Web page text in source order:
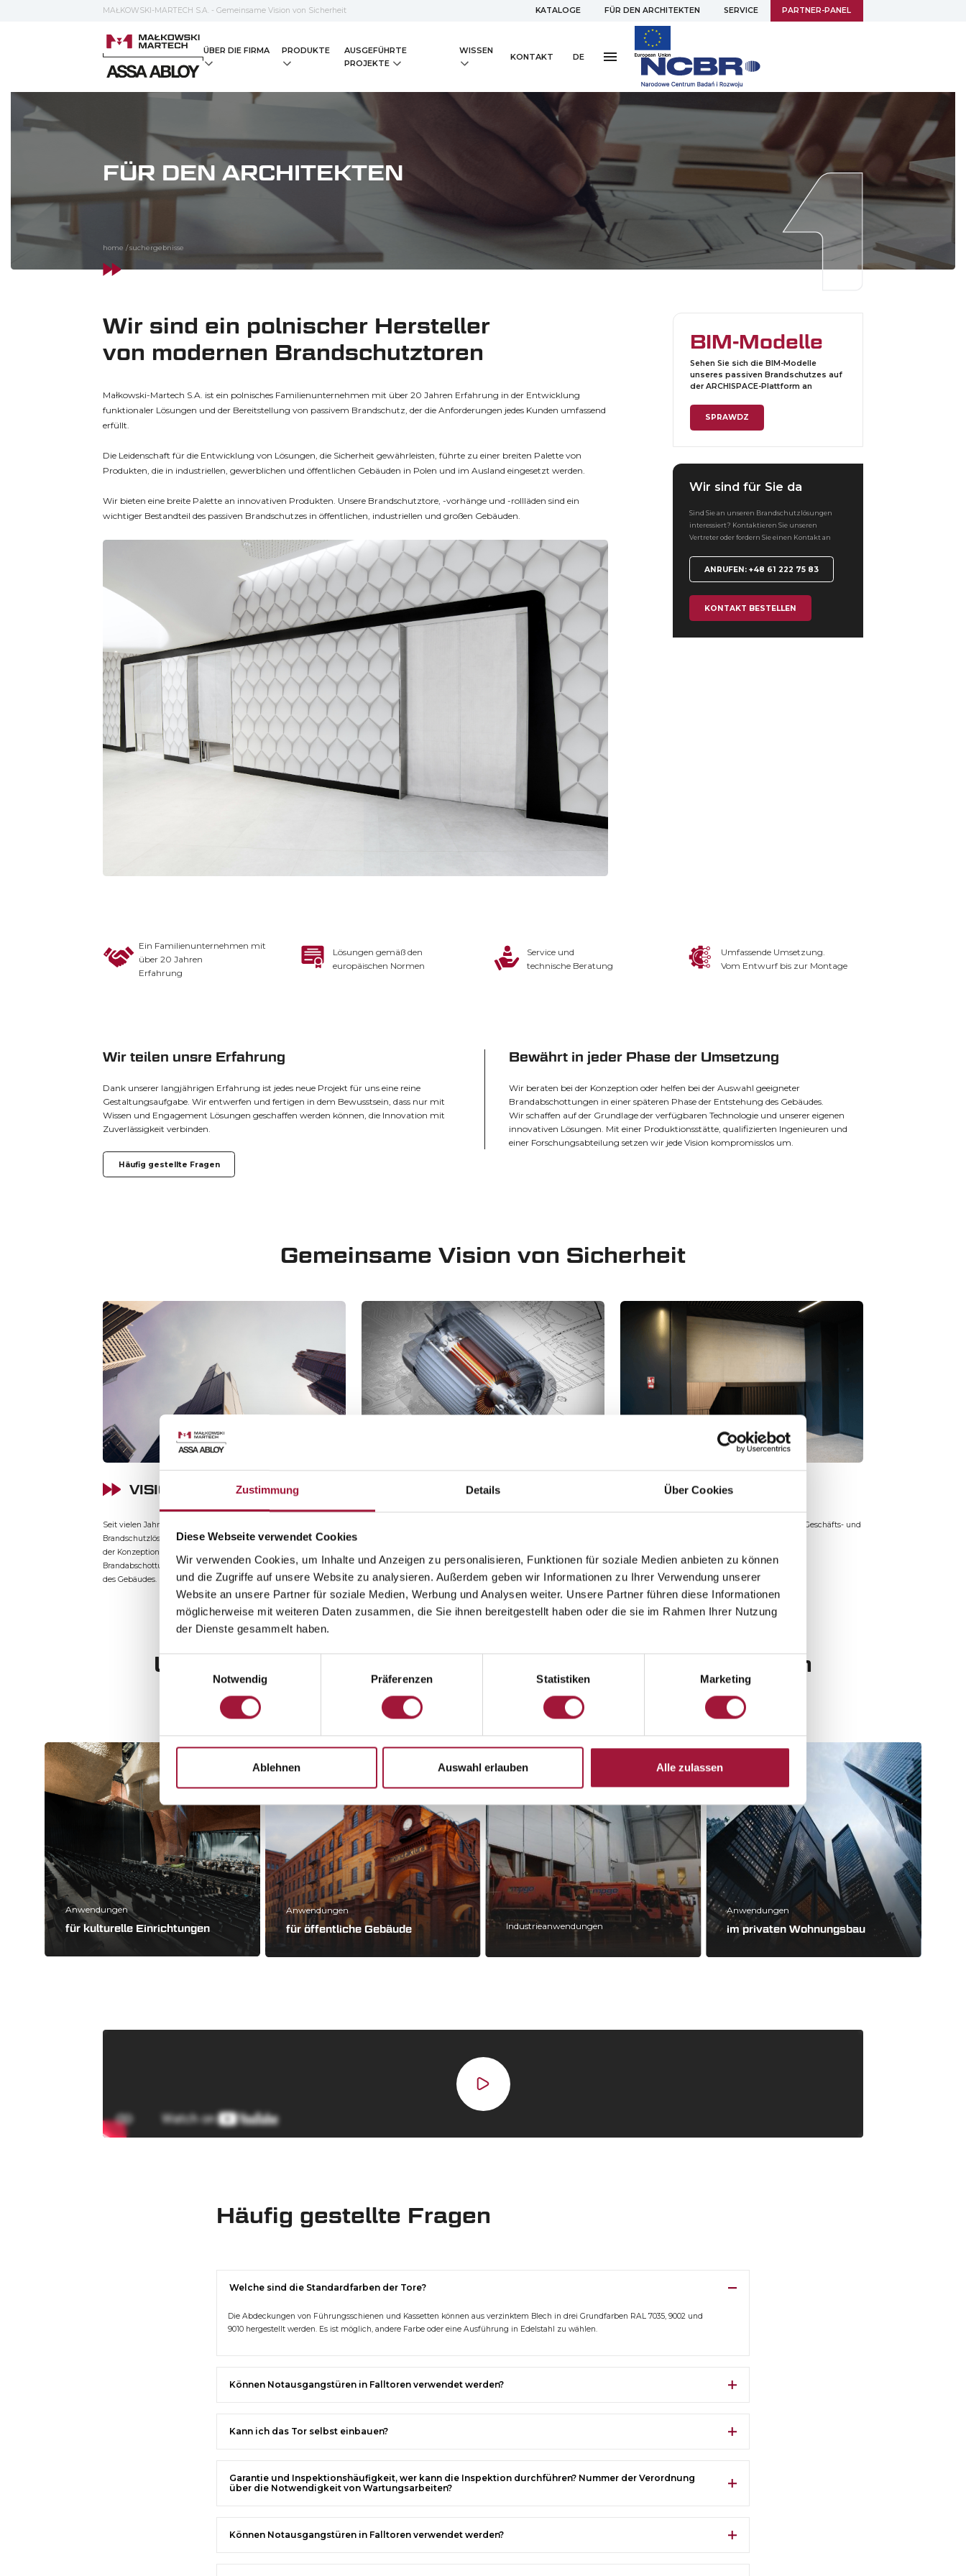
Zustimmung Details Über Cookies
Diese Webseite verwendet Cookies
Wir verwenden Cookies, um Inhalte und Anzeigen zu personalisieren, Funktionen für soziale Medien anbieten zu können
und die Zugriffe auf unsere Website zu analysieren. Außerdem geben wir Informationen zu Ihrer Verwendung unserer
Website an unsere Partner für soziale Medien, Werbung und Analysen weiter. Unsere Partner führen diese Informationen
möglicherweise mit weiteren Daten zusammen, die Sie ihnen bereitgestellt haben oder die sie im Rahmen Ihrer Nutzung
der Dienste gesammelt haben.
Notwendig
Präferenzen Statistiken Marketing
Ablehnen Auswahl erlauben Alle zulassen
MAŁKOWSKI-MARTECH S.A. - Gemeinsame Vision von Sicherheit KATALOGE FÜR DEN ARCHITEKTEN SERVICE PARTNER-PANEL
ÜBER DIE FIRMA PRODUKTE
AUSGEFÜHRTE
PROJEKTE
WISSEN
KONTAKT DE
FÜR DEN ARCHITEKTEN
home / suchergebnisse
Wir sind ein polnischer Hersteller
von modernen Brandschutztoren
Małkowski-Martech S.A. ist ein polnisches Familienunternehmen mit über 20 Jahren Erfahrung in der Entwicklung
funktionaler Lösungen und der Bereitstellung von passivem Brandschutz, der die Anforderungen jedes Kunden umfassend
erfüllt.
Die Leidenschaft für die Entwicklung von Lösungen, die Sicherheit gewährleisten, führte zu einer breiten Palette von
Produkten, die in industriellen, gewerblichen und öffentlichen Gebäuden in Polen und im Ausland eingesetzt werden.
Wir bieten eine breite Palette an innovativen Produkten. Unsere Brandschutztore, -vorhänge und -rollläden sind ein
wichtiger Bestandteil des passiven Brandschutzes in öffentlichen, industriellen und großen Gebäuden.
BIM-Modelle
Sehen Sie sich die BIM-Modelle
unseres passiven Brandschutzes auf
der ARCHISPACE-Plattform an
SPRAWDZ
Wir sind für Sie da
Sind Sie an unseren Brandschutzlösungen
interessiert? Kontaktieren Sie unseren
Vertreter oder fordern Sie einen Kontakt an
ANRUFEN: +48 61 222 75 83
KONTAKT BESTELLEN
Ein Familienunternehmen mit
über 20 Jahren
Erfahrung
Lösungen gemäß den
europäischen Normen
Service und
technische Beratung
Umfassende Umsetzung.
Vom Entwurf bis zur Montage
Wir teilen unsre Erfahrung
Dank unserer langjährigen Erfahrung ist jedes neue Projekt für uns eine reine
Gestaltungsaufgabe. Wir entwerfen und fertigen in dem Bewusstsein, dass nur mit
Wissen und Engagement Lösungen geschaffen werden können, die Innovation mit
Zuverlässigkeit verbinden.
Häufig gestellte Fragen
Bewährt in jeder Phase der Umsetzung
Wir beraten bei der Konzeption oder helfen bei der Auswahl geeigneter
Brandabschottungen in einer späteren Phase der Entstehung des Gebäudes.
Wir schaffen auf der Grundlage der verfügbaren Technologie und unserer eigenen
innovativen Lösungen. Mit einer Produktionsstätte, qualifizierten Ingenieuren und
einer Forschungsabteilung setzen wir jede Vision kompromisslos um.
Gemeinsame Vision von Sicherheit
VISION
Seit vielen Jahren entwickeln wir einzigartige
Brandschutzlösungen mit viel Liebe zum Detail. Wir beraten bei
der Konzeption oder helfen bei der Auswahl geeigneter
Brandabschottungen in einer späteren Phase der Entstehung
des Gebäudes.
TECHNOLOGIE
fortschrittlichen Industrie einfügt.
PRODUKTE
Unsere Produkte haben es ermöglicht, Industrie-, Geschäfts- und
Unsere Lösungen werden sich an vielen Orten bewähren
Anwendungen
für kulturelle Einrichtungen
Anwendungen
für öffentliche Gebäude Industrieanwendungen
Anwendungen
im privaten Wohnungsbau
Häufig gestellte Fragen
Welche sind die Standardfarben der Tore?
Die Abdeckungen von Führungsschienen und Kassetten können aus verzinktem Blech in drei Grundfarben RAL 7035, 9002 und
9010 hergestellt werden. Es ist möglich, andere Farbe oder eine Ausführung in Edelstahl zu wählen.
Können Notausgangstüren in Falltoren verwendet werden?
Kann ich das Tor selbst einbauen?
Garantie und Inspektionshäufigkeit, wer kann die Inspektion durchführen? Nummer der Verordnung
über die Notwendigkeit von Wartungsarbeiten?
Können Notausgangstüren in Falltoren verwendet werden?